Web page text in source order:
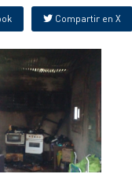
Compartir en X